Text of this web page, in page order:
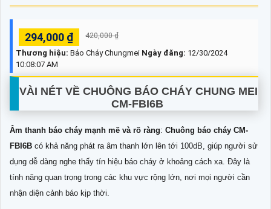
294,000 ₫ 420,000 ₫
Thương hiệu: Báo Cháy Chungmei Ngày đăng: 12/30/2024
10:08:07 AM
VÀI NÉT VỀ CHUÔNG BÁO CHÁY CHUNG MEI
CM-FBI6B
Âm thanh báo cháy mạnh mẽ và rõ ràng: Chuông báo cháy CM-
FBI6B có khả năng phát ra âm thanh lớn lên tới 100dB, giúp người sử
dụng dễ dàng nghe thấy tín hiệu báo cháy ở khoảng cách xa. Đây là
tính năng quan trọng trong các khu vực rộng lớn, nơi mọi người cần
nhận diện cảnh báo kịp thời.